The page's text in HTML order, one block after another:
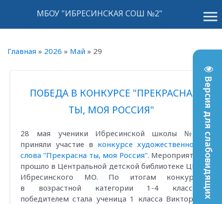
Версия для слабовидящих
menu
МБОУ "ИБРЕСИНСКАЯ СОШ №2"
Главная » 2026 » Май » 29
ПОБЕДА В КОНКУРСЕ "ПРЕКРАСНА
ТЫ, МОЯ РОССИЯ"
28 мая ученики Ибресинской школы №2
приняли участие в конкурсе художественного
слова "Прекрасна ты, моя Россия". Мероприятие
прошло в Центральной детской библиотеке ЦБС
Ибресинского МО. По итогам конкурса
в возрастной категории 1-4 классов
победителем стала ученица 1 класса Виктория